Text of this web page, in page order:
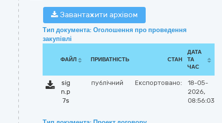
Завантажити архівом
Тип документа: Оголошення про проведення
закупівлі
ФАЙЛ ПРИВАТНІСТЬ СТАН
ДАТА
ТА
ЧАС
sig
n.p
7s
публічний Експортовано:
18-05-
2026,
08:56:03